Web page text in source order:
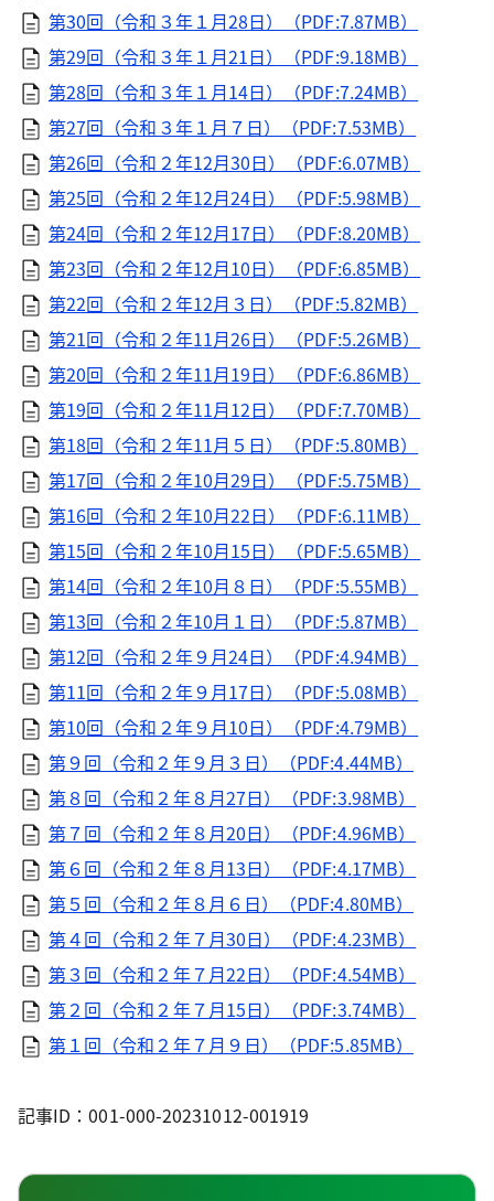
第30回（令和３年１月28日）（PDF:7.87MB）
第29回（令和３年１月21日）（PDF:9.18MB）
第28回（令和３年１月14日）（PDF:7.24MB）
第27回（令和３年１月７日）（PDF:7.53MB）
第26回（令和２年12月30日）（PDF:6.07MB）
第25回（令和２年12月24日）（PDF:5.98MB）
第24回（令和２年12月17日）（PDF:8.20MB）
第23回（令和２年12月10日）（PDF:6.85MB）
第22回（令和２年12月３日）（PDF:5.82MB）
第21回（令和２年11月26日）（PDF:5.26MB）
第20回（令和２年11月19日）（PDF:6.86MB）
第19回（令和２年11月12日）（PDF:7.70MB）
第18回（令和２年11月５日）（PDF:5.80MB）
第17回（令和２年10月29日）（PDF:5.75MB）
第16回（令和２年10月22日）（PDF:6.11MB）
第15回（令和２年10月15日）（PDF:5.65MB）
第14回（令和２年10月８日）（PDF:5.55MB）
第13回（令和２年10月１日）（PDF:5.87MB）
第12回（令和２年９月24日）（PDF:4.94MB）
第11回（令和２年９月17日）（PDF:5.08MB）
第10回（令和２年９月10日）（PDF:4.79MB）
第９回（令和２年９月３日）（PDF:4.44MB）
第８回（令和２年８月27日）（PDF:3.98MB）
第７回（令和２年８月20日）（PDF:4.96MB）
第６回（令和２年８月13日）（PDF:4.17MB）
第５回（令和２年８月６日）（PDF:4.80MB）
第４回（令和２年７月30日）（PDF:4.23MB）
第３回（令和２年７月22日）（PDF:4.54MB）
第２回（令和２年７月15日）（PDF:3.74MB）
第１回（令和２年７月９日）（PDF:5.85MB）
記事ID：001-000-20231012-001919